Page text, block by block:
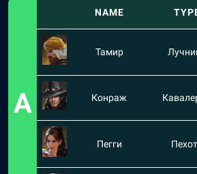
A
NAME
Тамир
Конраж
Пегги